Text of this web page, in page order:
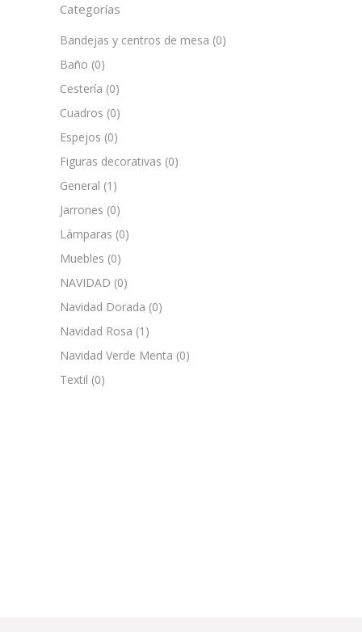
Categorías
Bandejas y centros de mesa (0)
Baño (0)
Cestería (0)
Cuadros (0)
Espejos (0)
Figuras decorativas (0)
General (1)
Jarrones (0)
Lámparas (0)
Muebles (0)
NAVIDAD (0)
Navidad Dorada (0)
Navidad Rosa (1)
Navidad Verde Menta (0)
Textil (0)